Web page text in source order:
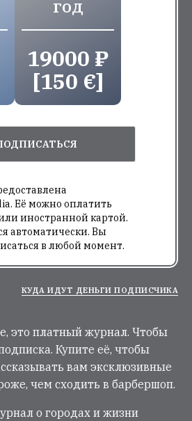
год
19000 ₽
[150 €]
Её можно оплатить
иностранной картой.
автоматически. Вы
в любой момент.
КУДА ИДУТ ДЕНЬГИ ПОДПИСЧИКА
это платный журнал. Чтобы
Купите её, чтобы
вам эксклюзивные
чем сходить в барбершоп.
о городах и жизни